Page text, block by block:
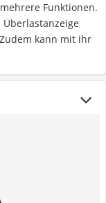
Funktionen.
kann mit ihr